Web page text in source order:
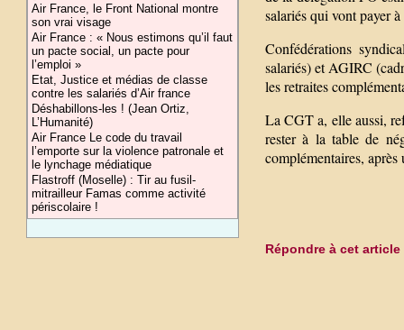
Air France, le Front National montre
son vrai visage
Air France : « Nous estimons qu’il faut
un pacte social, un pacte pour
l’emploi »
Etat, Justice et médias de classe
contre les salariés d’Air france
Déshabillons-les ! (Jean Ortiz,
L’Humanité)
Air France Le code du travail
l’emporte sur la violence patronale et
le lynchage médiatique
Flastroff (Moselle) : Tir au fusil-
mitrailleur Famas comme activité
périscolaire !
salariés qui vont payer
Confédérations
salariés) et AGIRC
les retraites
La CGT a, elle aussi,
rester à la table de
complémentaires,
Répondre à cet article